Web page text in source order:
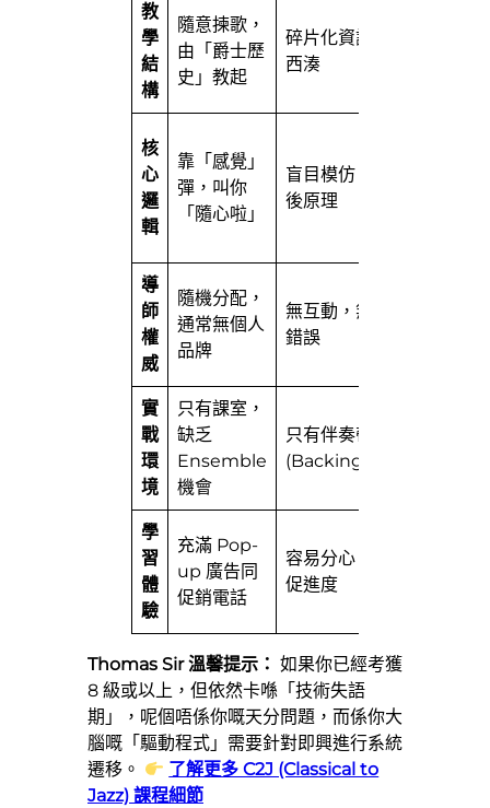
教
學
結
構
隨意揀歌，
由「爵士歷
史」教起
碎片化資訊，東拼
西湊
核
心
邏
輯
靠「感覺」
彈，叫你
「隨心啦」
盲目模仿，唔知背
後原理
導
師
權
威
隨機分配，
通常無個人
品牌
無互動，無人糾正
錯誤
實
戰
環
境
只有課室，
缺乏
Ensemble
機會
只有伴奏帶
(Backing Track)
學
習
體
驗
充滿 Pop-
up 廣告同
促銷電話
容易分心，無人督
促進度
Thomas Sir 溫馨提示： 如果你已經考獲
8 級或以上，但依然卡喺「技術失語
期」，呢個唔係你嘅天分問題，而係你大
腦嘅「驅動程式」需要針對即興進行系統
遷移。
了解更多 C2J (Classical to
Jazz) 課程細節